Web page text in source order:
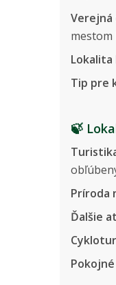
Verejná
mestom
Lokalita
Tip pre
🍃
Príroda
Ďalšie